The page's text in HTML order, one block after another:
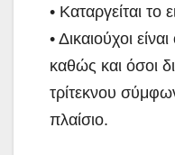
• Καταργείται το
• Δικαιούχοι
καθώς και όσοι
τρίτεκνου
πλαίσιο.